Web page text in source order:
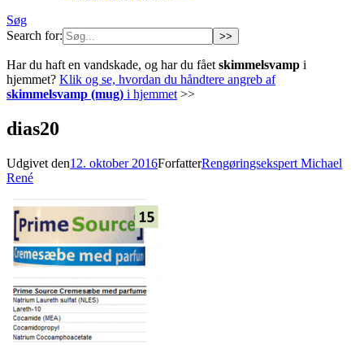
Søg
Search for:
Har du haft en vandskade, og har du fået skimmelsvamp i
hjemmet? Klik og se, hvordan du håndtere angreb af
skimmelsvamp (mug) i hjemmet >>
dias20
Udgivet den12. oktober 2016ForfatterRengøringsekspert Michael
René